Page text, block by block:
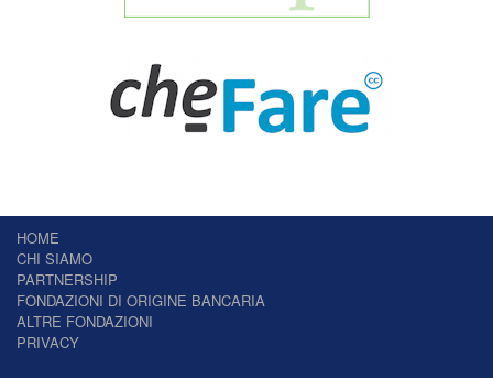
HOME
CHI SIAMO
PARTNERSHIP
FONDAZIONI DI ORIGINE BANCARIA
ALTRE FONDAZIONI
PRIVACY